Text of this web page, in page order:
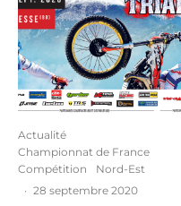
Actualité
Championnat de France
Compétition
Nord-Est
· 28 septembre 2020